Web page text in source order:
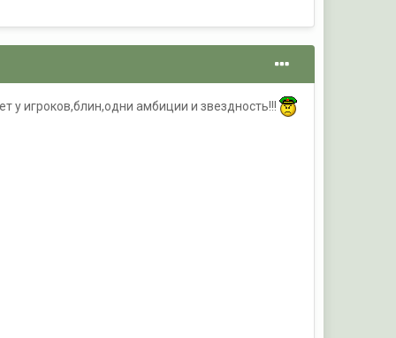
у игроков,блин,одни амбиции и звездность!!!